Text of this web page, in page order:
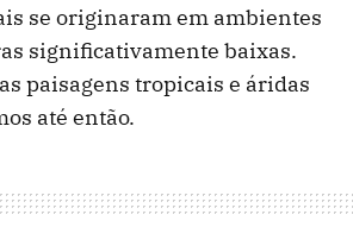
se originaram em ambientes
significativamente baixas.
paisagens tropicais e áridas
até então.